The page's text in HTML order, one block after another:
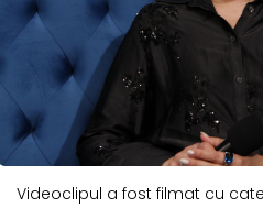
Videoclipul a fost filmat cu